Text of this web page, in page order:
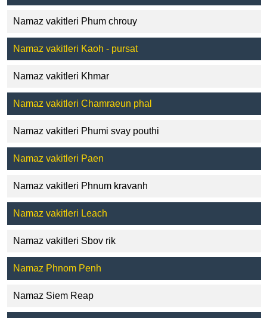
Namaz vakitleri Phum chrouy
Namaz vakitleri Kaoh - pursat
Namaz vakitleri Khmar
Namaz vakitleri Chamraeun phal
Namaz vakitleri Phumi svay pouthi
Namaz vakitleri Paen
Namaz vakitleri Phnum kravanh
Namaz vakitleri Leach
Namaz vakitleri Sbov rik
Namaz Phnom Penh
Namaz Siem Reap